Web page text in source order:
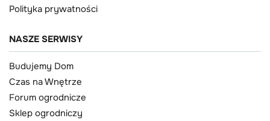
Polityka prywatności
NASZE SERWISY
Budujemy Dom
Czas na Wnętrze
Forum ogrodnicze
Sklep ogrodniczy